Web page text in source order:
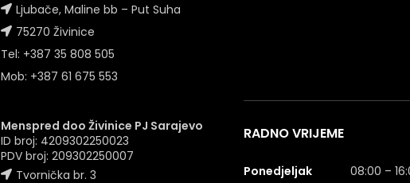
Ljubače, Maline bb – Put Suha
75270 Živinice
Tel: +387 35 808 505
Mob: +387 61 675 553
Menspred doo Živinice PJ Sarajevo
ID broj: 4209302250023
PDV broj: 209302250007
Tvornička br. 3
RADNO VRIJEME
Ponedjeljak 08:00 –